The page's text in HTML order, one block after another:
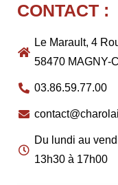
CONTACT :
Le Marault, 4
58470 MAGNY-
03.86.59.77.00
Du lundi au
13h30 à 17h00